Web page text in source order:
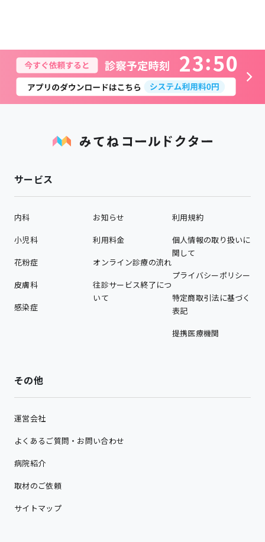
23 50
サービス
内科
小児科
花粉症
皮膚科
感染症
お知らせ
利用料金
オンライン診療の流れ
往診サービス終了につ
いて
利用規約
個人情報の取り扱いに
関して
プライバシーポリシー
特定商取引法に基づく
表記
提携医療機関
その他
運営会社
よくあるご質問・お問い合わせ
病院紹介
取材のご依頼
サイトマップ